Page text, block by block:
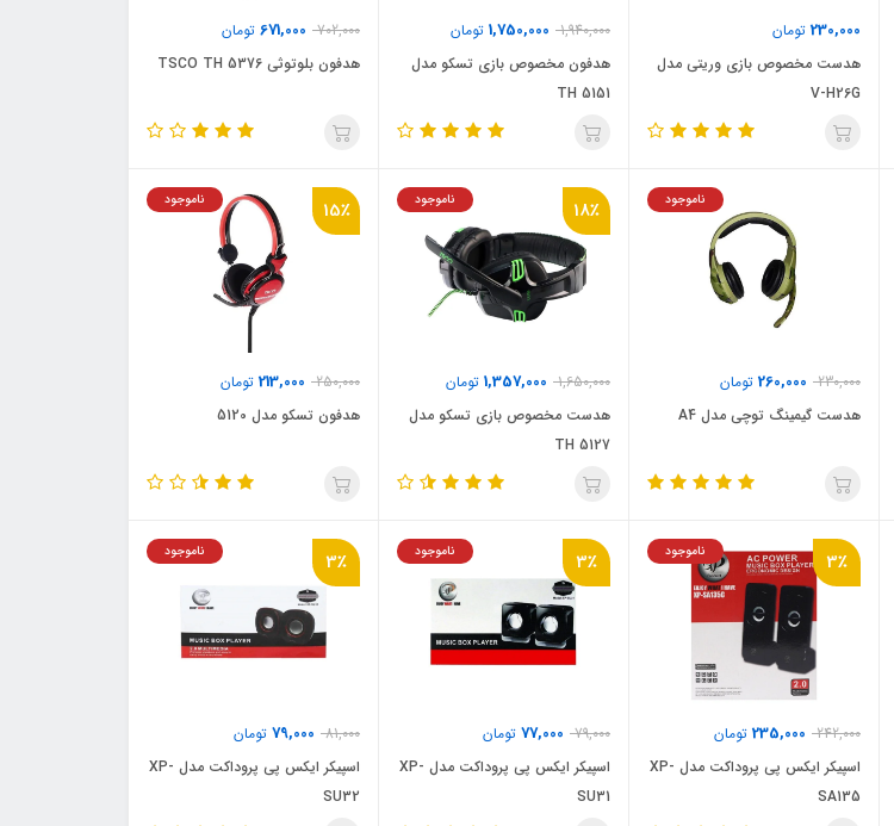
230,000 تومان
هدست مخصوص بازی وریتی مدل
V-H26G
1,940,000
1,750,000 تومان
هدفون مخصوص بازی تسکو مدل
TH 5151
702,000
671,000 تومان
هدفون بلوتوثی TSCO TH 5376
230,000
260,000 تومان
ناموجود
هدست گیمینگ توچی مدل A4
18٪
1,650,000
1,357,000 تومان
ناموجود
هدست مخصوص بازی تسکو مدل
TH 5127
15٪
250,000
213,000 تومان
ناموجود
هدفون تسکو مدل 5120
3٪
242,000
235,000 تومان
ناموجود
اسپیکر ایکس پی پروداکت مدل XP-
SA135
3٪
79,000
77,000 تومان
ناموجود
اسپیکر ایکس پی پروداکت مدل XP-
SU31
3٪
81,000
79,000 تومان
ناموجود
اسپیکر ایکس پی پروداکت مدل XP-
SU32